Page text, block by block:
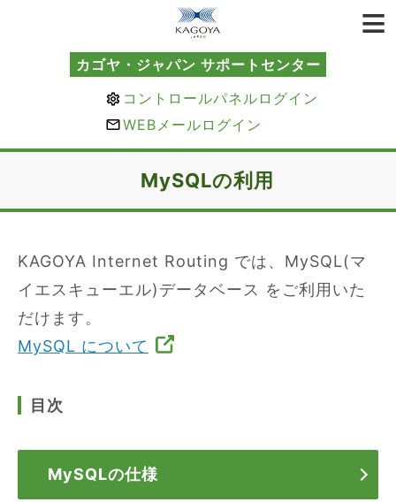
カゴヤ・ジャパン サポートセンター
コントロールパネルログイン
WEBメールログイン
MySQLの利用
KAGOYA Internet Routing では、MySQL(マ
イエスキューエル)データベース をご利用いた
だけます。
MySQL について
目次
MySQLの仕様